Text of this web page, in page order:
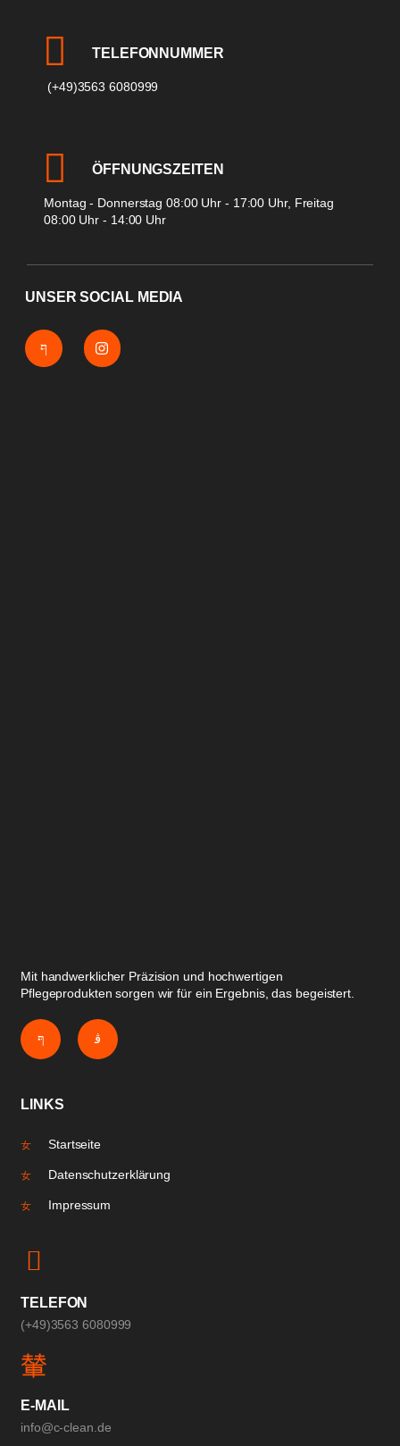
TELEFONNUMMER
(+49)3563 6080999
ÖFFNUNGSZEITEN
Montag - Donnerstag 08:00 Uhr - 17:00 Uhr, Freitag
08:00 Uhr - 14:00 Uhr
UNSER SOCIAL MEDIA
Mit handwerklicher Präzision und hochwertigen
Pflegeprodukten sorgen wir für ein Ergebnis, das begeistert.
LINKS
Startseite
Datenschutzerklärung
Impressum
TELEFON
(+49)3563 6080999
E-MAIL
info@c-clean.de